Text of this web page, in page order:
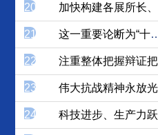
20
21 这一重要论断
22
23 伟大抗战精神永放
24